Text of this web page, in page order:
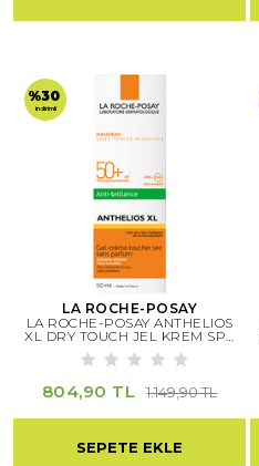
%30
indirimli
LA ROCHE-POSAY
LA ROCHE-POSAY ANTHELIOS
XL DRY TOUCH JEL KREM SPF
50
804,90 TL 1.149,90 TL
SEPETE EKLE